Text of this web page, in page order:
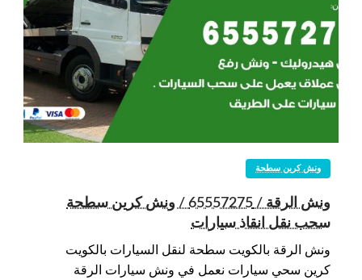
ونش كرين سطحة
ونش الرقة / 65557275 / ونش كرين سطحة
سحب نقل انقاذ سيارات
ونش الرقة بالكويت سطحة لنقل السيارات بالكويت
كرين سحي سيارات نعمل في ونش سيارات الرقة